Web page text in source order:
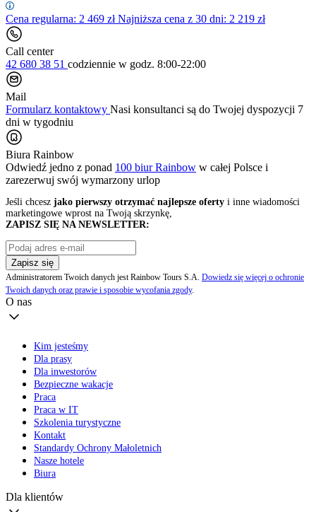
Cena regularna: 2 469 złNajniższa cena z 30 dni: 2 219 zł
Call center
42 680 38 51 codziennie w godz. 8:00-22:00
Mail
Formularz kontaktowy Nasi konsultanci są do Twojej dyspozycji 7
dni w tygodniu
Biura Rainbow
Odwiedź jedno z ponad 100 biur Rainbow w całej Polsce i
zarezerwuj swój wymarzony urlop
Jeśli chcesz jako pierwszy otrzymać najlepsze oferty i inne wiadomości
marketingowe wprost na Twoją skrzynkę,
ZAPISZ SIĘ NA NEWSLETTER:
Zapisz się
Administratorem Twoich danych jest Rainbow Tours S.A. Dowiedz się więcej o ochronie
Twoich danych oraz prawie i sposobie wycofania zgody.
O nas
Kim jesteśmy
Dla prasy
Dla inwestorów
Bezpieczne wakacje
Praca
Praca w IT
Szkolenia turystyczne
Kontakt
Standardy Ochrony Małoletnich
Nasze hotele
Biura
Dla klientów